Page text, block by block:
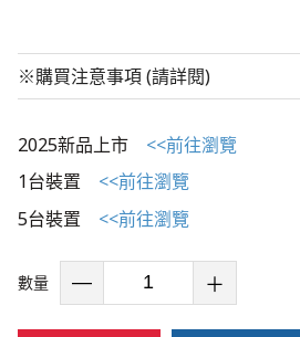
※購買注意事項 (請詳閱)
2025新品上市 <<前往瀏覽
1台裝置 <<前往瀏覽
5台裝置 <<前往瀏覽
數量